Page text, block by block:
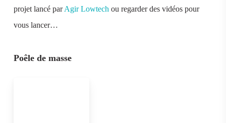
projet lancé parAgir Lowtech ou regarder des vidéos pour
vous lancer…
Poêle de masse